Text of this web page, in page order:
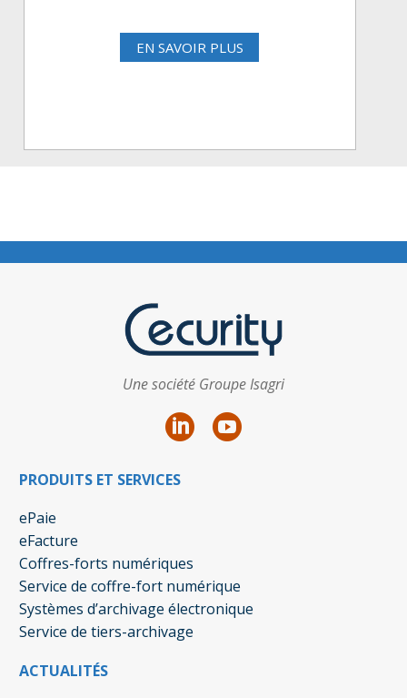
EN SAVOIR PLUS
Une société Groupe Isagri
PRODUITS ET SERVICES
ePaie
eFacture
Coffres-forts numériques
Service de coffre-fort numérique
Systèmes d’archivage électronique
Service de tiers-archivage
ACTUALITÉS